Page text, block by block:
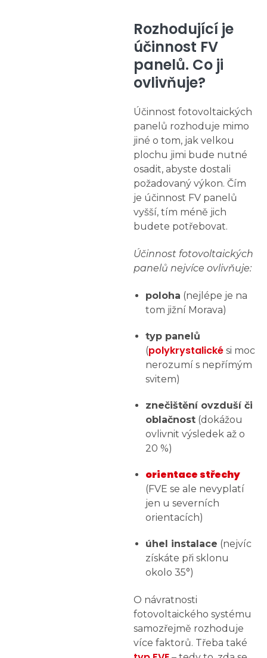
Rozhodující je
účinnost FV
panelů. Co ji
ovlivňuje?
Účinnost fotovoltaických
panelů rozhoduje mimo
jiné o tom, jak velkou
plochu jimi bude nutné
osadit, abyste dostali
požadovaný výkon. Čím
je účinnost FV panelů
vyšší, tím méně jich
budete potřebovat.
Účinnost fotovoltaických
panelů nejvíce ovlivňuje:
poloha (nejlépe je na
tom jižní Morava)
typ panelů
(polykrystalické si moc
nerozumí s nepřímým
svitem)
znečištění ovzduší či
oblačnost (dokážou
ovlivnit výsledek až o
20 %)
orientace střechy
(FVE se ale nevyplatí
jen u severních
orientacích)
úhel instalace (nejvíc
získáte při sklonu
okolo 35°)
O návratnosti
fotovoltaického systému
samozřejmě rozhoduje
více faktorů. Třeba také